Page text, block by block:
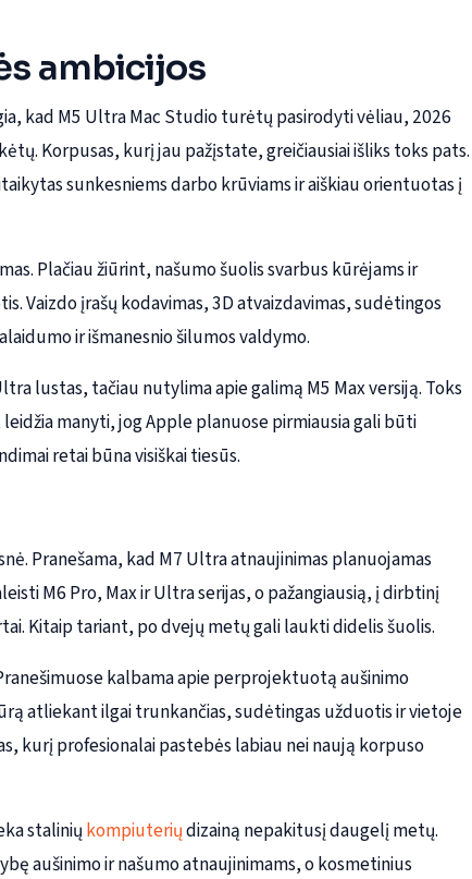
ambicijos
kad M5 Ultra Mac Studio turėtų pasirodyti vėliau, 2026
Korpusas, kurį jau pažįstate, greičiausiai išliks toks pats.
sunkesniems darbo krūviams ir aiškiau orientuotas į
Plačiau žiūrint, našumo šuolis svarbus kūrėjams ir
Vaizdo įrašų kodavimas, 3D atvaizdavimas, sudėtingos
ir išmanesnio šilumos valdymo.
lustas, tačiau nutylima apie galimą M5 Max versiją. Toks
manyti, jog Apple planuose pirmiausia gali būti
retai būna visiškai tiesūs.
Pranešama, kad M7 Ultra atnaujinimas planuojamas
M6 Pro, Max ir Ultra serijas, o pažangiausią, į dirbtinį
Kitaip tariant, po dvejų metų gali laukti didelis šuolis.
kalbama apie perprojektuotą aušinimo
atliekant ilgai trunkančias, sudėtingas užduotis ir vietoje
kurį profesionalai pastebės labiau nei naują korpuso
stalinių kompiuteriųdizainą nepakitusį daugelį metų.
aušinimo ir našumo atnaujinimams, o kosmetinius